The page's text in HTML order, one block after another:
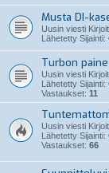
Musta DI-
Uusin viesti
Lähetetty Sijainti:
Turbon
Uusin viesti
Lähetetty Sijainti:
Vastaukset: 11
Uusin viesti
Lähetetty Sijainti:
Vastaukset: 66